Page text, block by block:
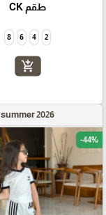
طقم CK
2
4
6
8
add_shopping_cart
summer 2026
-44%